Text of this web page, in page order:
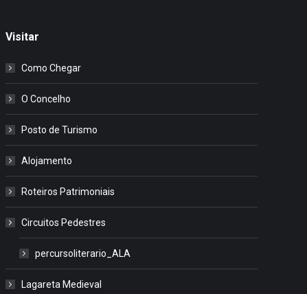
Visitar
Como Chegar
O Concelho
Posto de Turismo
Alojamento
Roteiros Patrimoniais
Circuitos Pedestres
percursoliterario_ALA
Lagareta Medieval